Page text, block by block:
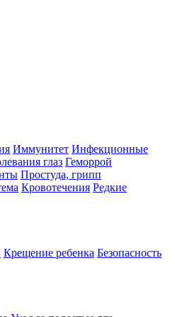
Иммунитет Инфекционные
глаз Геморрой
Простуда, грипп
Кровотечения Редкие
Крещение ребенка Безопасность